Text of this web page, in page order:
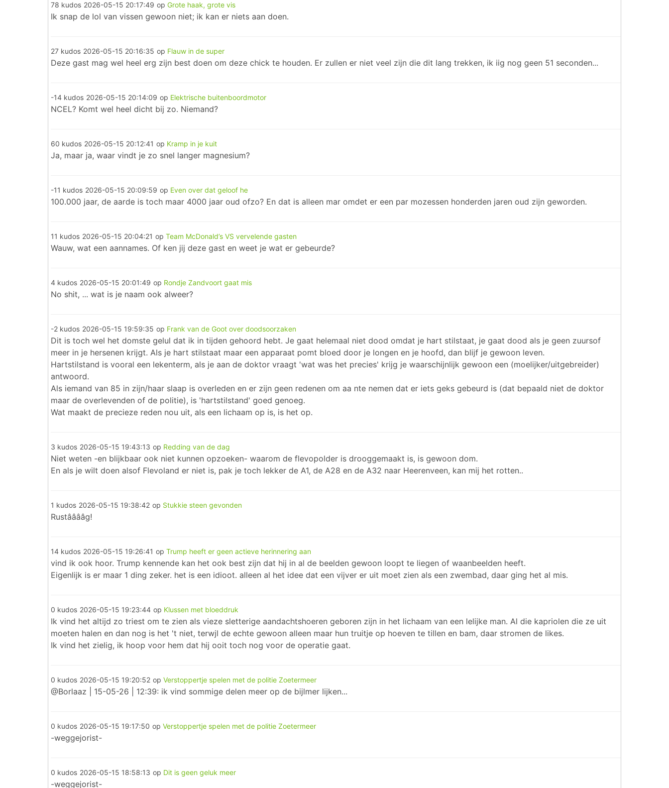
78 kudos 2026-05-15 20:17:49 op Grote haak, grote vis
Ik snap de lol van vissen gewoon niet; ik kan er niets aan doen.
27 kudos 2026-05-15 20:16:35 op Flauw in de super
Deze gast mag wel heel erg zijn best doen om deze chick te houden. Er zullen er niet veel zijn die dit lang trekken, ik iig nog geen 51 seconden...
-14 kudos 2026-05-15 20:14:09 op Elektrische buitenboordmotor
NCEL? Komt wel heel dicht bij zo. Niemand?
60 kudos 2026-05-15 20:12:41 op Kramp in je kuit
Ja, maar ja, waar vindt je zo snel langer magnesium?
-11 kudos 2026-05-15 20:09:59 op Even over dat geloof he
100.000 jaar, de aarde is toch maar 4000 jaar oud ofzo? En dat is alleen mar omdet er een par mozessen honderden jaren oud zijn geworden.
11 kudos 2026-05-15 20:04:21 op Team McDonald’s VS vervelende gasten
Wauw, wat een aannames. Of ken jij deze gast en weet je wat er gebeurde?
4 kudos 2026-05-15 20:01:49 op Rondje Zandvoort gaat mis
No shit, ... wat is je naam ook alweer?
-2 kudos 2026-05-15 19:59:35 op Frank van de Goot over doodsoorzaken
Dit is toch wel het domste gelul dat ik in tijden gehoord hebt. Je gaat helemaal niet dood omdat je hart stilstaat, je gaat dood als je geen zuursof
meer in je hersenen krijgt. Als je hart stilstaat maar een apparaat pomt bloed door je longen en je hoofd, dan blijf je gewoon leven.
Hartstilstand is vooral een lekenterm, als je aan de doktor vraagt 'wat was het precies' krijg je waarschijnlijk gewoon een (moelijker/uitgebreider)
antwoord.
Als iemand van 85 in zijn/haar slaap is overleden en er zijn geen redenen om aa nte nemen dat er iets geks gebeurd is (dat bepaald niet de doktor
maar de overlevenden of de politie), is 'hartstilstand' goed genoeg.
Wat maakt de precieze reden nou uit, als een lichaam op is, is het op.
3 kudos 2026-05-15 19:43:13 op Redding van de dag
Niet weten -en blijkbaar ook niet kunnen opzoeken- waarom de flevopolder is drooggemaakt is, is gewoon dom.
En als je wilt doen alsof Flevoland er niet is, pak je toch lekker de A1, de A28 en de A32 naar Heerenveen, kan mij het rotten..
1 kudos 2026-05-15 19:38:42 op Stukkie steen gevonden
Rustââââg!
14 kudos 2026-05-15 19:26:41 op Trump heeft er geen actieve herinnering aan
vind ik ook hoor. Trump kennende kan het ook best zijn dat hij in al de beelden gewoon loopt te liegen of waanbeelden heeft.
Eigenlijk is er maar 1 ding zeker. het is een idioot. alleen al het idee dat een vijver er uit moet zien als een zwembad, daar ging het al mis.
0 kudos 2026-05-15 19:23:44 op Klussen met bloeddruk
Ik vind het altijd zo triest om te zien als vieze sletterige aandachtshoeren geboren zijn in het lichaam van een lelijke man. Al die kapriolen die ze uit
moeten halen en dan nog is het 't niet, terwjl de echte gewoon alleen maar hun truitje op hoeven te tillen en bam, daar stromen de likes.
Ik vind het zielig, ik hoop voor hem dat hij ooit toch nog voor de operatie gaat.
0 kudos 2026-05-15 19:20:52 op Verstoppertje spelen met de politie Zoetermeer
@Borlaaz | 15-05-26 | 12:39: ik vind sommige delen meer op de bijlmer lijken...
0 kudos 2026-05-15 19:17:50 op Verstoppertje spelen met de politie Zoetermeer
-weggejorist-
0 kudos 2026-05-15 18:58:13 op Dit is geen geluk meer
-weggejorist-